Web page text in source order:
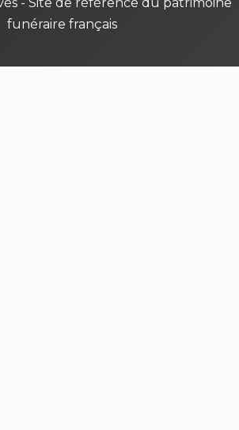
funéraire français